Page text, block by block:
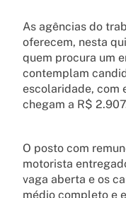
As agências do
oferecem, nesta
quem procura um
contemplam
escolaridade, com
chegam a R$
O posto com
motorista
vaga aberta e os
médio completo e